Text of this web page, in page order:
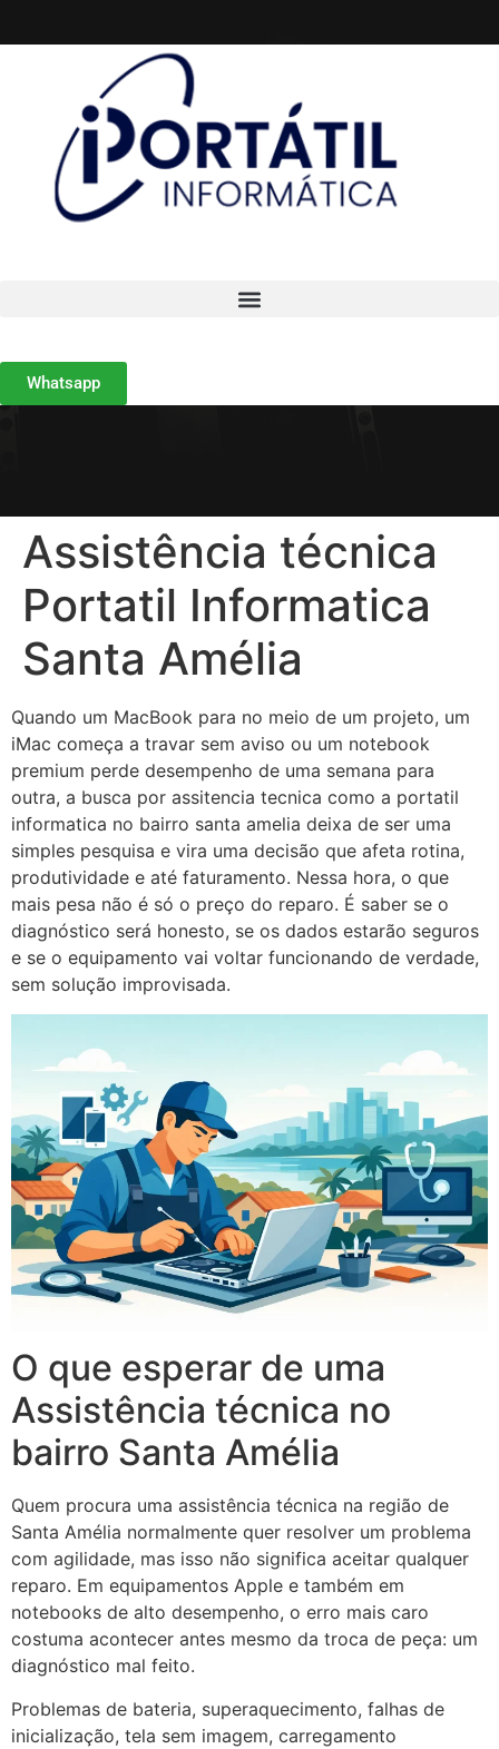
Whatsapp
Assistência técnica
Portatil Informatica
Santa Amélia
Quando um MacBook para no meio de um projeto, um
iMac começa a travar sem aviso ou um notebook
premium perde desempenho de uma semana para
outra, a busca por assitencia tecnica como a portatil
informatica no bairro santa amelia deixa de ser uma
simples pesquisa e vira uma decisão que afeta rotina,
produtividade e até faturamento. Nessa hora, o que
mais pesa não é só o preço do reparo. É saber se o
diagnóstico será honesto, se os dados estarão seguros
e se o equipamento vai voltar funcionando de verdade,
sem solução improvisada.
O que esperar de uma
Assistência técnica no
bairro Santa Amélia
Quem procura uma assistência técnica na região de
Santa Amélia normalmente quer resolver um problema
com agilidade, mas isso não significa aceitar qualquer
reparo. Em equipamentos Apple e também em
notebooks de alto desempenho, o erro mais caro
costuma acontecer antes mesmo da troca de peça: um
diagnóstico mal feito.
Problemas de bateria, superaquecimento, falhas de
inicialização, tela sem imagem, carregamento